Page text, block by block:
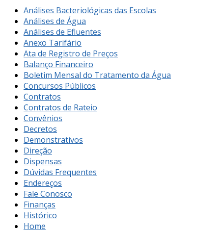
Análises Bacteriológicas das Escolas
Análises de Água
Análises de Efluentes
Anexo Tarifário
Ata de Registro de Preços
Balanço Financeiro
Boletim Mensal do Tratamento da Água
Concursos Públicos
Contratos
Contratos de Rateio
Convênios
Decretos
Demonstrativos
Direção
Dispensas
Dúvidas Frequentes
Endereços
Fale Conosco
Finanças
Histórico
Home